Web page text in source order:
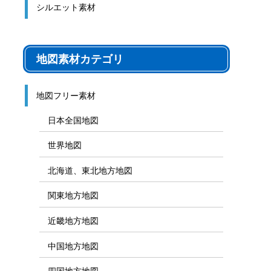
シルエット素材
地図素材カテゴリ
地図フリー素材
日本全国地図
世界地図
北海道、東北地方地図
関東地方地図
近畿地方地図
中国地方地図